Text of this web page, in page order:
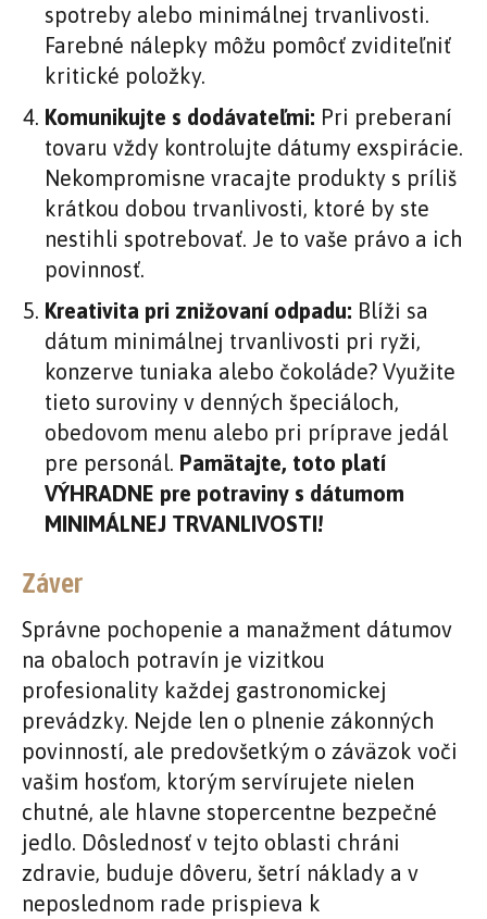
spotreby alebo minimálnej trvanlivosti.
Farebné nálepky môžu pomôcť zviditeľniť
kritické položky.
Komunikujte s dodávateľmi: Pri preberaní
tovaru vždy kontrolujte dátumy exspirácie.
Nekompromisne vracajte produkty s príliš
krátkou dobou trvanlivosti, ktoré by ste
nestihli spotrebovať. Je to vaše právo a ich
povinnosť.
Kreativita pri znižovaní odpadu: Blíži sa
dátum minimálnej trvanlivosti pri ryži,
konzerve tuniaka alebo čokoláde? Využite
tieto suroviny v denných špeciáloch,
obedovom menu alebo pri príprave jedál
pre personál. Pamätajte, toto platí
VÝHRADNE pre potraviny s dátumom
MINIMÁLNEJ TRVANLIVOSTI!
Záver
Správne pochopenie a manažment dátumov
na obaloch potravín je vizitkou
profesionality každej gastronomickej
prevádzky. Nejde len o plnenie zákonných
povinností, ale predovšetkým o záväzok voči
vašim hosťom, ktorým servírujete nielen
chutné, ale hlavne stopercentne bezpečné
jedlo. Dôslednosť v tejto oblasti chráni
zdravie, buduje dôveru, šetrí náklady a v
neposlednom rade prispieva k